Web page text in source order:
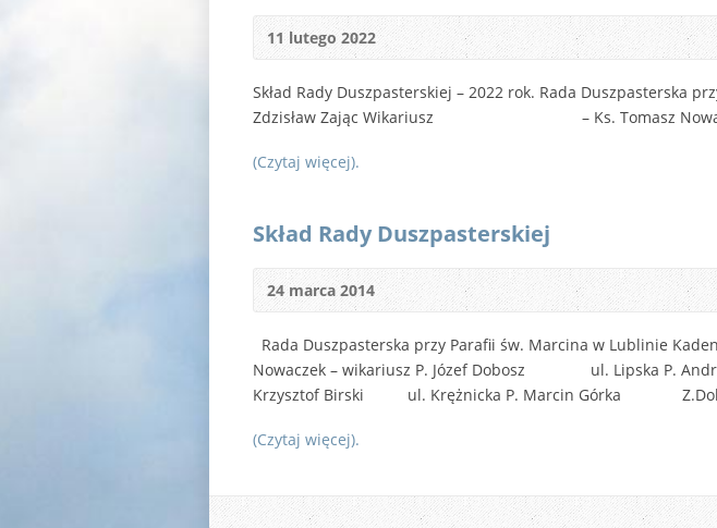
11 lutego 2022
Skład Rady Duszpasterskiej – 2022 rok. Rada
Zdzisław Zając Wikariusz – Ks. Tomasz
(Czytaj więcej).
Skład Rady Duszpasterskiej
24 marca 2014
Rada Duszpasterska przy Parafii św. Marcina w Lublinie
Nowaczek – wikariusz P. Józef Dobosz ul. Lipska P.
Krzysztof Birski ul. Krężnicka P. Marcin Górka
(Czytaj więcej).